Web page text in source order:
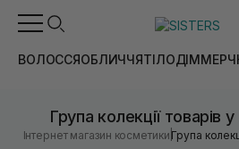
ВОЛОССЯОБЛИЧЧЯТІЛОДІММЕРЧ
Група колекції товарів у
Інтернет магазин косметики |Група